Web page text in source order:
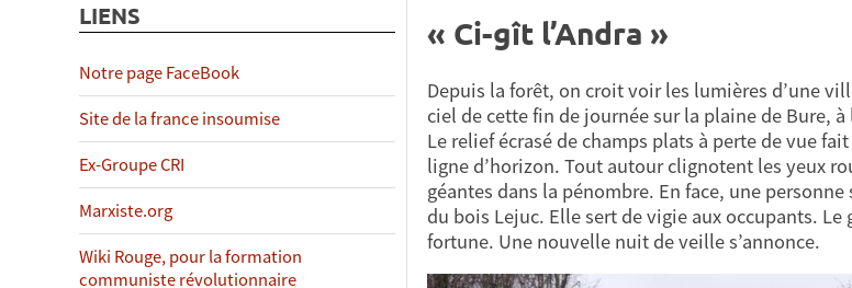
LIENS
Notre page FaceBook
Site de la france insoumise
Ex-Groupe CRI
Marxiste.org
Wiki Rouge, pour la formation
communiste révolutionnaire
« Ci-gît l’Andra »
Depuis la forêt, on croit voir les lumières d’une
ciel de cette fin de journée sur la plaine de Bure,
Le relief écrasé de champs plats à perte de vue
ligne d’horizon. Tout autour clignotent les yeux
géantes dans la pénombre. En face, une
du bois Lejuc. Elle sert de vigie aux occupants.
fortune. Une nouvelle nuit de veille s’annonce.